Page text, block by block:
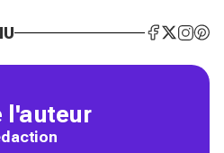
l'auteur